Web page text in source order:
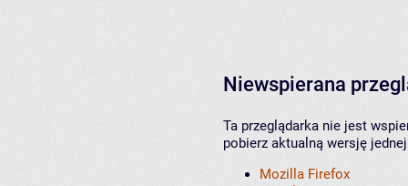
Niewspierana
Ta przeglądarka nie jest
pobierz aktualną wersję
Mozilla Firefox